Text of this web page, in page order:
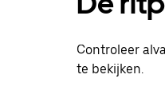
Controleer
te bekijken.